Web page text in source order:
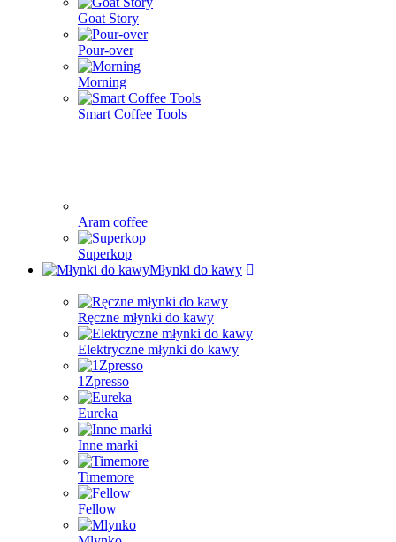
Goat Story
Pour-over
Morning
Smart Coffee Tools
Aram coffee
Superkop
Młynki do kawy
Ręczne młynki do kawy
Elektryczne młynki do kawy
1Zpresso
Eureka
Inne marki
Timemore
Fellow